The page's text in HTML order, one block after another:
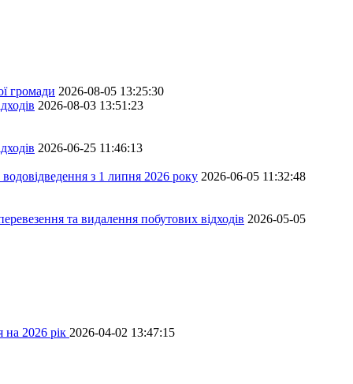
громади 2026-08-05 13:25:30
2026-08-03 13:51:23
2026-06-25 11:46:13
з 1 липня 2026 року 2026-06-05 11:32:48
та видалення побутових відходів 2026-05-05
на 2026 рік 2026-04-02 13:47:15